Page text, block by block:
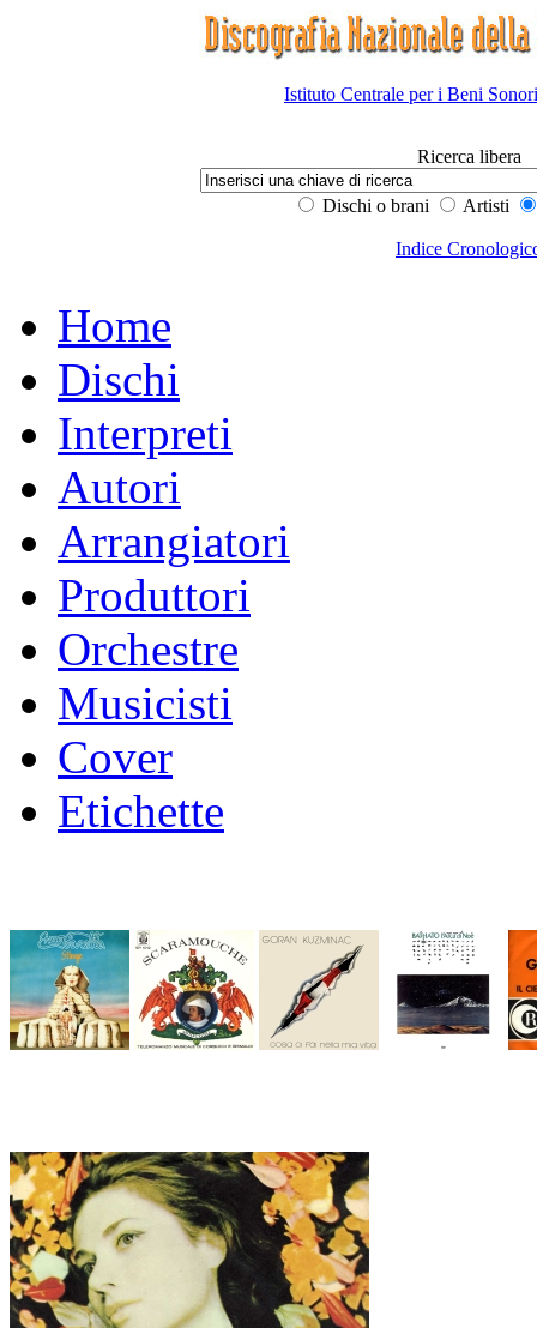
Istituto Centrale per i Beni
Ricerca libera
Dischi o brani Artisti
Indice
Home
Dischi
Interpreti
Autori
Arrangiatori
Produttori
Orchestre
Musicisti
Cover
Etichette